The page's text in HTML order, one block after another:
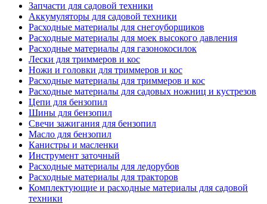
Запчасти для садовой техники
Аккумуляторы для садовой техники
Расходные материалы для снегоуборщиков
Расходные материалы для моек высокого давления
Расходные материалы для газонокосилок
Лески для триммеров и кос
Ножи и головки для триммеров и кос
Расходные материалы для триммеров и кос
Расходные материалы для садовых ножниц и кустрезов
Цепи для бензопил
Шины для бензопил
Свечи зажигания для бензопил
Масло для бензопил
Канистры и масленки
Инструмент заточный
Расходные материалы для ледорубов
Расходные материалы для тракторов
Комплектующие и расходные материалы для садовой
техники